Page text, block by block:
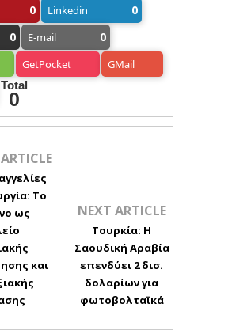
0 Linkedin 0
0 E-mail 0
GetPocket GMail
Total
0
Το
ως
και
NEXT ARTICLE
Τουρκία: Η
Σαουδική Αραβία
επενδύει 2 δισ.
δολαρίων για
φωτοβολταϊκά